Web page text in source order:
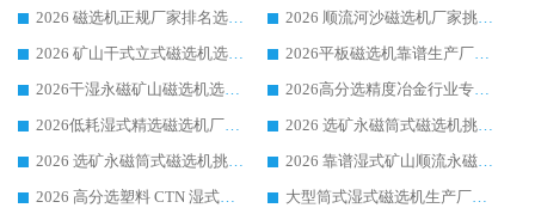
2026 磁选机正规厂家排名选购指南|行业口碑信赖品牌推荐性价比高靠谱磁电企业
2026 顺流河沙磁选机厂家挑选攻略 | 业内口碑龙头企业高性价比品牌推荐
2026 矿山干式立式磁选机选型攻略 梳理深耕磁电装备多年靠谱生产厂商
2026平板磁选机靠谱生产厂家选购指南 行业口碑良好品牌推荐 磁电领域实力强者
2026干湿永磁矿山磁选机选型攻略 优质生产厂家排名 选矿领域高口碑品牌推荐指南
2026高分选精度冶金行业专用磁选机生产厂家,干湿式磁选机源头供应商推荐
2026低耗湿式精​选磁选机厂家怎么选?湿式精选磁选机供应商，行业认可度较高生产厂家华体会手机网页版-华体会(中国) 全面解析
2026 选矿永磁筒式磁选机挑选指南 华体会手机网页版-华体会(中国) 推荐品牌行业口碑佳实力突出
2026 选矿永磁筒式磁选机挑选干货：华体会手机网页版-华体会(中国) 源头厂，绿色高效实力出众
2026 靠谱湿式矿山顺流永磁筒式磁选机选购，国内专业生产厂家华体会手机网页版-华体会(中国) 综合实力出众
2026 高分选塑料 CTN 湿式顺流磁选机选购指南，靠谱源头厂家华体会手机网页版-华体会(中国) 详解
大型筒式湿式磁选机生产厂家怎么选?华体会手机网页版-华体会(中国) 设备口碑广受行业认可